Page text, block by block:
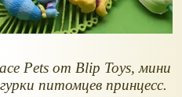
Pets от Blip Toys, мини
питомцев принцесс.